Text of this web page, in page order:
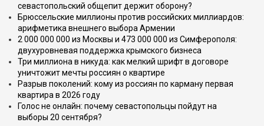
севастопольский общепит держит оборону?
Брюссельские миллионы против российских миллиардов:
арифметика внешнего выбора Армении
2 000 000 000 из Москвы и 473 000 000 из Симферополя:
двухуровневая поддержка крымского бизнеса
Три миллиона в никуда: как мелкий шрифт в договоре
уничтожит мечты россиян о квартире
Разрыв поколений: кому из россиян по карману первая
квартира в 2026 году
Голос не онлайн: почему севастопольцы пойдут на
выборы 20 сентября?